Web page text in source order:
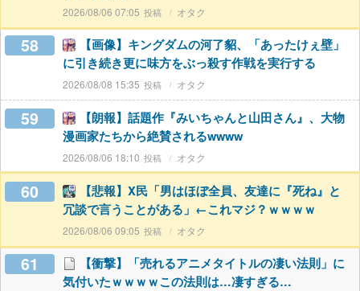
2026/08/06 07:05 オタク
58
【画像】キングダムの河了貂、「あったけぇ壁」
に引き続き更に味方をぶっ殺す作戦を実行する
2026/08/08 15:35 オタク
59
【朗報】話題作『みいちゃんと山田さん』、大物
漫画家たちから絶賛されるwwww
2026/08/06 18:10 オタク
60
【悲報】X民「男はほぼ全員、友達に『死ね』と
冗談で言うことがある」←これマジ？ｗｗｗｗ
2026/08/06 09:05 オタク
61
【衝撃】「売れるアニメタイトルの凄い法則」に
気付いたｗｗｗｗこの法則は…凄すぎる…